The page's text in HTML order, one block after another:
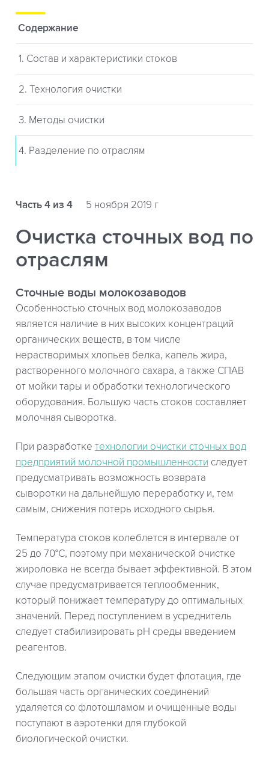
Содержание
1. Состав и характеристики стоков
2. Технология очистки
3. Методы очистки
4. Разделение по отраслям
Часть 4 из 4 5 ноября 2019 г
Очистка сточных вод по
отраслям
Сточные воды молокозаводов
Особенностью сточных вод молокозаводов
является наличие в них высоких концентраций
органических веществ, в том числе
нерастворимых хлопьев белка, капель жира,
растворенного молочного сахара, а также СПАВ
от мойки тары и обработки технологического
оборудования. Большую часть стоков составляет
молочная сыворотка.
При разработке технологии очистки сточных вод
предприятий молочной промышленности следует
предусматривать возможность возврата
сыворотки на дальнейшую переработку и, тем
самым, снижения потерь исходного сырья.
Температура стоков колеблется в интервале от
25 до 70°С, поэтому при механической очистке
жироловка не всегда бывает эффективной. В этом
случае предусматривается теплообменник,
который понижает температуру до оптимальных
значений. Перед поступлением в усреднитель
следует стабилизировать рН среды введением
реагентов.
Следующим этапом очистки будет флотация, где
большая часть органических соединений
удаляется со флотошламом и очищенные воды
поступают в аэротенки для глубокой
биологической очистки.